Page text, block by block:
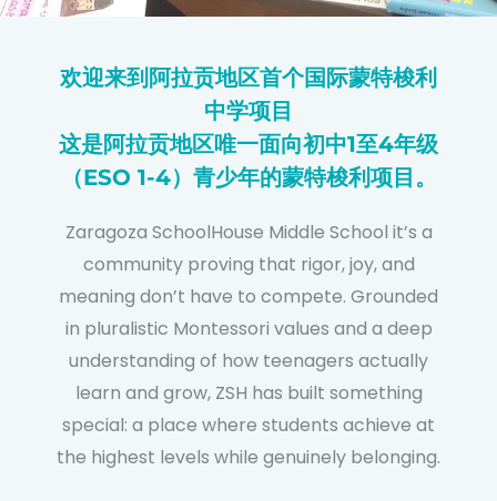
欢迎来到阿拉贡地区首个国际蒙特梭利
中学项目
这是阿拉贡地区唯一面向初中1至4年级
（ESO 1-4）青少年的蒙特梭利项目。
Zaragoza SchoolHouse Middle School it’s a
community proving that rigor, joy, and
meaning don’t have to compete. Grounded
in pluralistic Montessori values and a deep
understanding of how teenagers actually
learn and grow, ZSH has built something
special: a place where students achieve at
the highest levels while genuinely belonging.